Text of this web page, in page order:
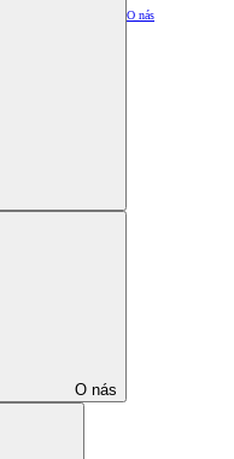
O nás
O nás